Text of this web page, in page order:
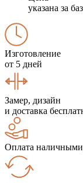
указана за
Изготовление
от 5 дней
Замер, дизайн
и доставка
Оплата